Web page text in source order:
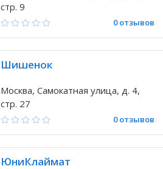
стр. 9
0 отзывов
Шишенок
Москва, Самокатная улица, д. 4,
стр. 27
0 отзывов
ЮниКлаймат